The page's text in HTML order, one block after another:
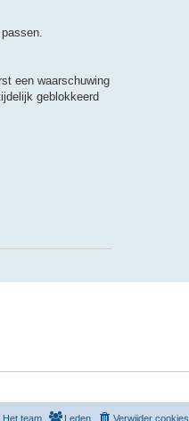
een waarschuwing
geblokkeerd
Verwijder cookies
Leden
Het team